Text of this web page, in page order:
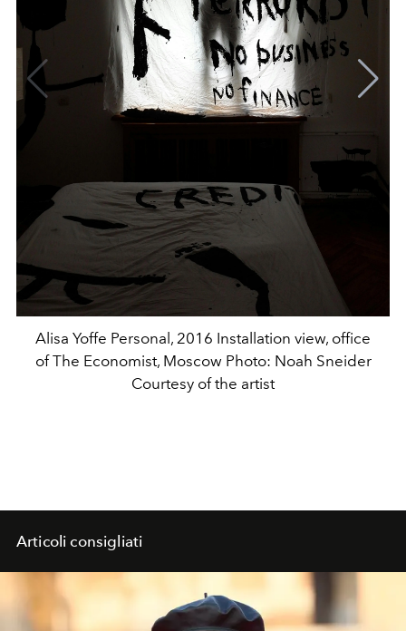
Alisa Yoffe Personal, 2016 Installation view, office
of The Economist, Moscow Photo: Noah Sneider
Courtesy of the artist
Articoli consigliati